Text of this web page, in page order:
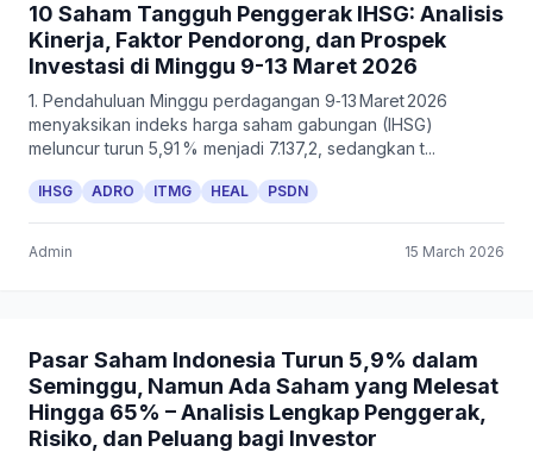
10 Saham Tangguh Penggerak IHSG: Analisis
Kinerja, Faktor Pendorong, dan Prospek
Investasi di Minggu 9-13 Maret 2026
1. Pendahuluan Minggu perdagangan 9‑13 Maret 2026
menyaksikan indeks harga saham gabungan (IHSG)
meluncur turun 5,91 % menjadi 7.137,2, sedangkan t...
IHSG ADRO ITMG HEAL PSDN
Admin 15 March 2026
Pasar Saham Indonesia Turun 5,9% dalam
Seminggu, Namun Ada Saham yang Melesat
Hingga 65% – Analisis Lengkap Penggerak,
Risiko, dan Peluang bagi Investor